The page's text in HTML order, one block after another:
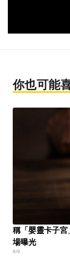
你也可能
稱「嬰靈卡子
場曝光
8/9